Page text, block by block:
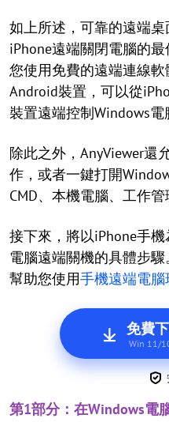
如上所述，可靠的遠端
iPhone遠端關閉電腦的
您使用免費的遠端連線軟
Android裝置，可以從
裝置遠端控制Windows電
除此之外，AnyViewer還
作，或者一鍵打開
CMD、本機電腦、工作管
接下來，將以iPhone手
電腦遠端關機的具體步
幫助您使用手機遠端電腦
免費
Win 11/
第1部分：在Windows電